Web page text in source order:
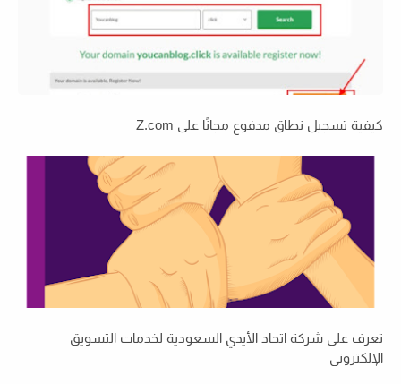
كيفية تسجيل نطاق مدفوع مجانًا على Z.com
تعرف على شركة اتحاد الأيدي السعودية لخدمات التسويق
الإلكتروني